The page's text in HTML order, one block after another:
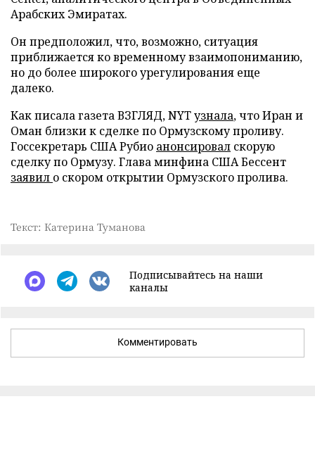
Арабских Эмиратах.
Он предположил, что, возможно, ситуация
приближается ко временному взаимопониманию,
но до более широкого урегулирования еще
далеко.
Как писала газета ВЗГЛЯД, NYTузнала, что Иран и
Оман близки к сделке по Ормузскому проливу.
Госсекретарь США Рубио анонсировал скорую
сделку по Ормузу. Глава минфина США Бессент
заявил о скором открытии Ормузского пролива.
Текст: Катерина Туманова
Подписывайтесь на наши
каналы
Комментировать